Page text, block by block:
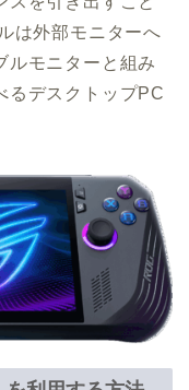
は外部モニターへ
ルモニターと組み
るデスクトップPC